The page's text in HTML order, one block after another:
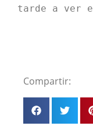
tarde a ver
Compartir: